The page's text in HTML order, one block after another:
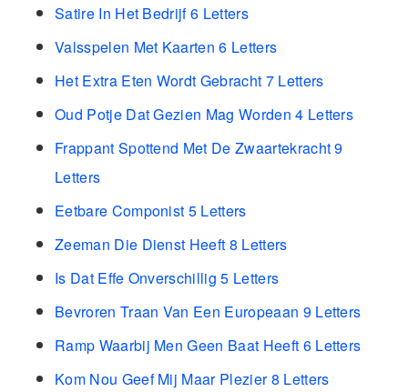
Satire In Het Bedrijf 6 Letters
Valsspelen Met Kaarten 6 Letters
Het Extra Eten Wordt Gebracht 7 Letters
Oud Potje Dat Gezien Mag Worden 4 Letters
Frappant Spottend Met De Zwaartekracht 9
Letters
Eetbare Componist 5 Letters
Zeeman Die Dienst Heeft 8 Letters
Is Dat Effe Onverschillig 5 Letters
Bevroren Traan Van Een Europeaan 9 Letters
Ramp Waarbij Men Geen Baat Heeft 6 Letters
Kom Nou Geef Mij Maar Plezier 8 Letters